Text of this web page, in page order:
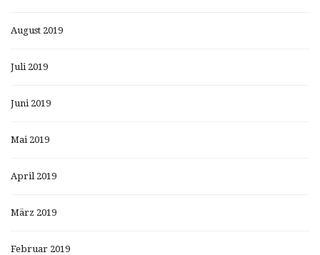
August 2019
Juli 2019
Juni 2019
Mai 2019
April 2019
März 2019
Februar 2019